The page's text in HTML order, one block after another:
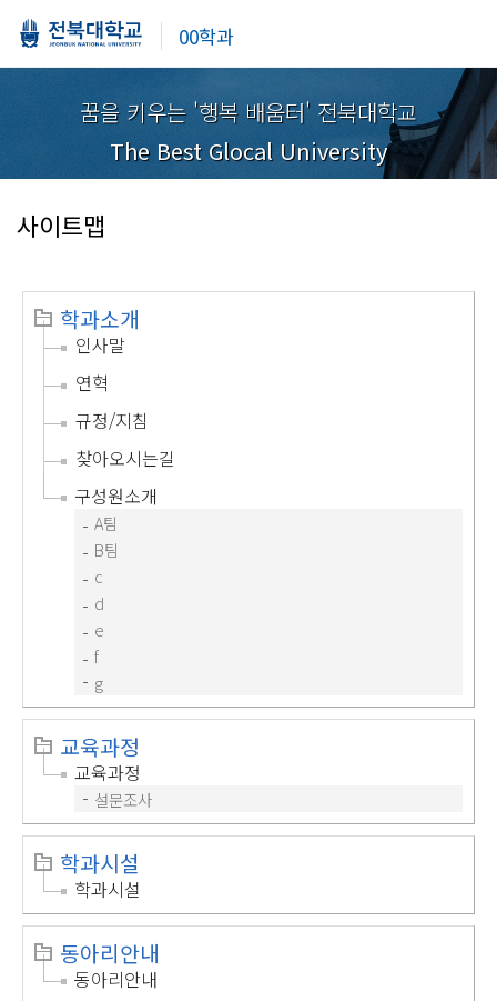
00학과
꿈을 키우는 '행복 배움터' 전북대학교
The Best Glocal University
사이트맵
학과소개
인사말
연혁
규정/지침
찾아오시는길
구성원소개
A팀
B팀
c
d
e
f
g
교육과정
교육과정
설문조사
학과시설
학과시설
동아리안내
동아리안내